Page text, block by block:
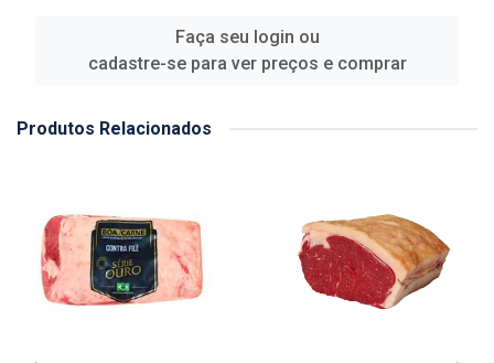
Faça seu login ou
cadastre-se para ver preços e comprar
Produtos Relacionados